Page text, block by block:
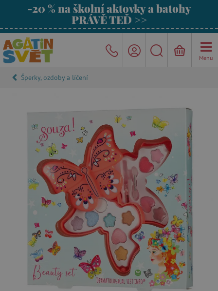
-20 % na školní aktovky a batohy
PRÁVĚ TEĎ >>
Menu
Šperky, ozdoby a líčení